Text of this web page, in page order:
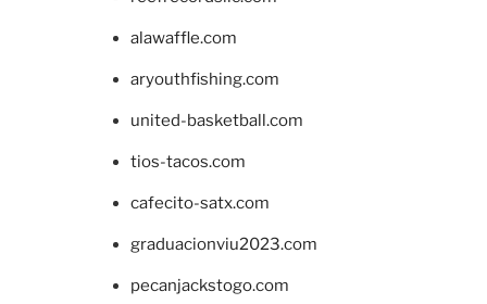
alawaffle.com
aryouthfishing.com
united-basketball.com
tios-tacos.com
cafecito-satx.com
graduacionviu2023.com
pecanjackstogo.com